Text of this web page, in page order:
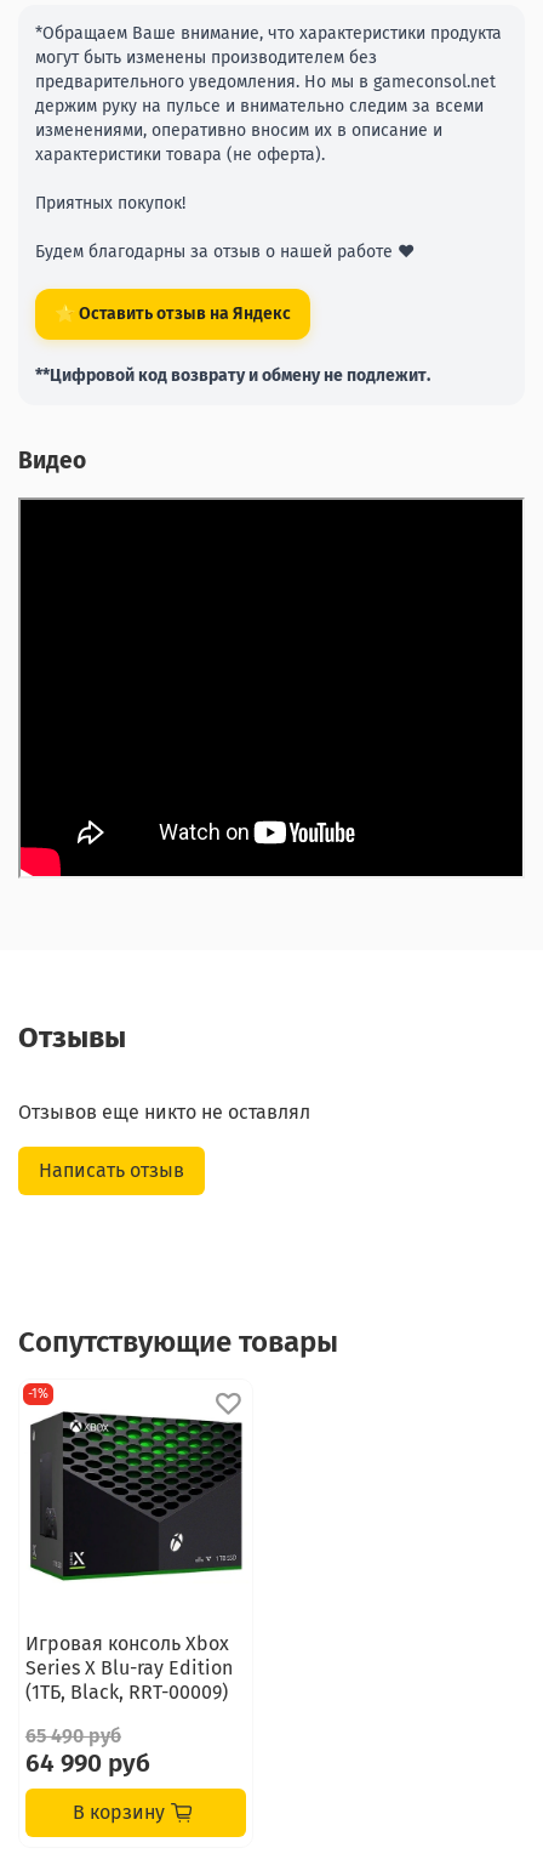
*Обращаем Ваше внимание, что характеристики продукта
могут быть изменены производителем без
предварительного уведомления. Но мы в gameconsol.net
держим руку на пульсе и внимательно следим за всеми
изменениями, оперативно вносим их в описание и
характеристики товара (не оферта).
Приятных покупок!
Будем благодарны за отзыв о нашей работе ❤️
⭐ Оставить отзыв на Яндекс
**Цифровой код возврату и обмену не подлежит.
Видео
Отзывы
Отзывов еще никто не оставлял
Написать отзыв
Сопутствующие товары
-1%
Игровая консоль Xbox
Series X Blu-ray Edition
(1ТБ, Black, RRT-00009)
65 490 руб
64 990 руб
В корзину